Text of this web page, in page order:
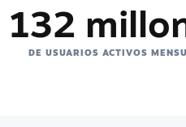
132
DE USUARIOS ACTIVOS